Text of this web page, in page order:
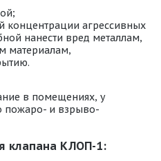
концентрации агрессивных
нанести вред металлам,
материалам,
в помещениях, у
пожаро- и взрыво-
клапана КЛОП-1: